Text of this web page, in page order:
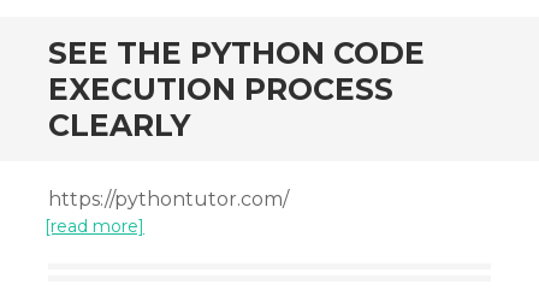
SEE THE PYTHON CODE
EXECUTION PROCESS
CLEARLY
https://pythontutor.com/
[read more]